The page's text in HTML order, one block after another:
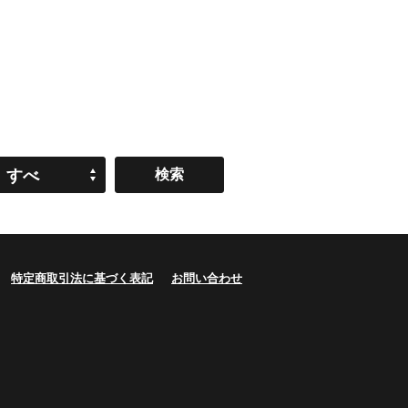
すべ
特定商取引法に基づく表記 お問い合わせ